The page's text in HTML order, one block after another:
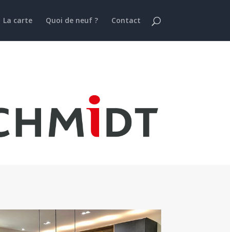
La carte Quoi de neuf ? Contact